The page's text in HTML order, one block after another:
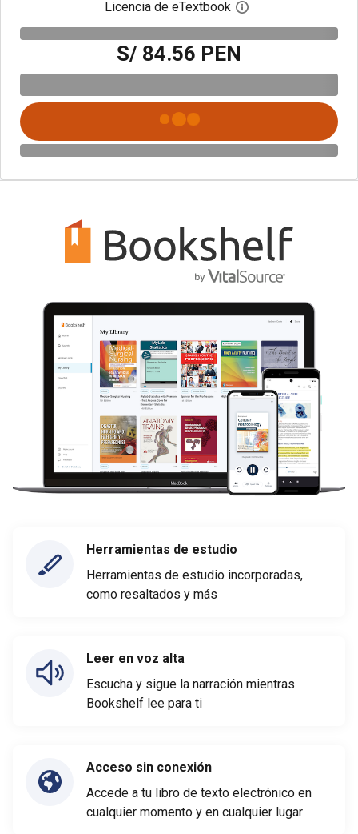
Licencia de eTextbook Abre el cuadro de
S/ 84.56 PEN
Herramientas de estudio
Herramientas de estudio incorporadas,
como resaltados y más
Leer en voz alta
Escucha y sigue la narración mientras
Bookshelf lee para ti
Acceso sin conexión
Accede a tu libro de texto electrónico en
cualquier momento y en cualquier lugar